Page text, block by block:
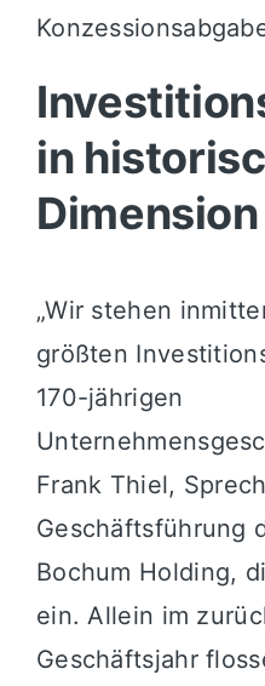
in
Dimension
„Wir stehen
größten
170-jährigen
Frank Thiel,
Geschäftsführung
Bochum Holding,
ein. Allein im
Geschäftsjahr